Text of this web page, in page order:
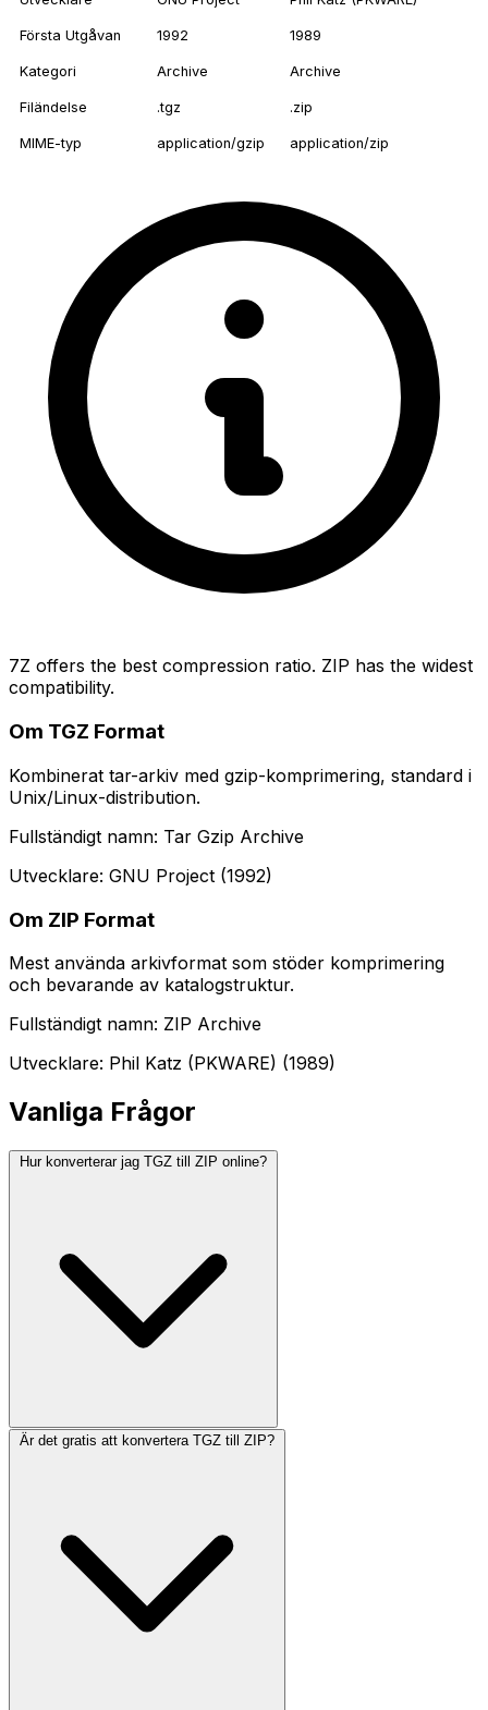
Första Utgåvan 1992 1989
Kategori Archive Archive
Filändelse .tgz .zip
MIME-typ application/gzip application/zip
7Z offers the best compression ratio. ZIP has the widest
compatibility.
Om TGZ Format
Kombinerat tar-arkiv med gzip-komprimering, standard i
Unix/Linux-distribution.
Fullständigt namn: Tar Gzip Archive
Utvecklare: GNU Project (1992)
Om ZIP Format
Mest använda arkivformat som stöder komprimering
och bevarande av katalogstruktur.
Fullständigt namn: ZIP Archive
Utvecklare: Phil Katz (PKWARE) (1989)
Vanliga Frågor
Hur konverterar jag TGZ till ZIP online?
Är det gratis att konvertera TGZ till ZIP?